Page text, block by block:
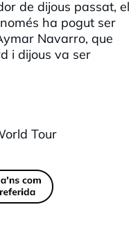
de dijous passat, el
ha pogut ser
Navarro, que
i dijous va ser
Tour